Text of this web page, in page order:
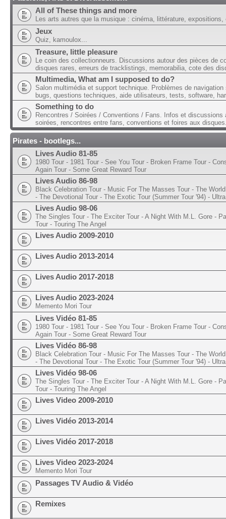
All of These things and more
Les arts autres que la musique : cinéma, littérature, expositions,
Jeux
Quiz, kamoulox...
Treasure, little pleasure
Le coin des collectionneurs. Discussions autour des pièces de
disques rares, erreurs de tracklistings, memorabilia, cote des
Multimedia, What am I supposed to do?
Salon multimédia et support technique. Problèmes de navigation
bugs, questions techniques, aide utilisateurs, tests, software,
Something to do
Rencontres / Soirées / Conventions / Fans. Infos et discussions
soirées, rencontres entre fans, conventions et foires aux
Pirates - bootlegs...
Lives Audio 81-85
1980 Tour - 1981 Tour - See You Tour - Broken Frame Tour -
Again Tour - Some Great Reward Tour
Lives Audio 86-98
Black Celebration Tour - Music For The Masses Tour - The
- The Devotional Tour - The Exotic Tour (Summer Tour '94) -
Lives Audio 98-06
The Singles Tour - The Exciter Tour - A Night With M.L. Gore -
Tour - Touring The Angel
Lives Audio 2009-2010
Lives Audio 2013-2014
Lives Audio 2017-2018
Lives Audio 2023-2024
Memento Mori Tour
Lives Vidéo 81-85
1980 Tour - 1981 Tour - See You Tour - Broken Frame Tour -
Again Tour - Some Great Reward Tour
Lives Vidéo 86-98
Black Celebration Tour - Music For The Masses Tour - The
- The Devotional Tour - The Exotic Tour (Summer Tour '94) -
Lives Vidéo 98-06
The Singles Tour - The Exciter Tour - A Night With M.L. Gore -
Tour - Touring The Angel
Lives Video 2009-2010
Lives Vidéo 2013-2014
Lives Vidéo 2017-2018
Lives Video 2023-2024
Memento Mori Tour
Passages TV Audio & Vidéo
Remixes